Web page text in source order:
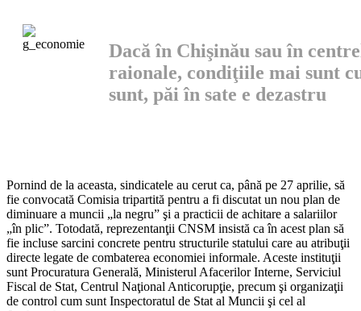
Dacă în Chişinău sau în
raionale, condiţiile mai sunt
sunt, păi în sate e dezastru
Pornind de la aceasta, sin­dicatele au cerut ca, până pe 27 aprilie, să
fie convocată Comisia tripartită pentru a fi discutat un nou plan de
diminuare a muncii „la negru” şi a practicii de achita­re a salariilor
„în plic”. Totodată, reprezentanţii CNSM insistă ca în acest plan să
fie incluse sar­cini concrete pentru structurile statului care au atribuţii
directe legate de combaterea economiei informale. Aceste instituţii
sunt Procuratura Generală, Ministe­rul Afacerilor Interne, Serviciul
Fiscal de Stat, Centrul Naţional Anticorupţie, precum şi organi­zaţii
de control cum sunt Inspec­toratul de Stat al Muncii şi cel al